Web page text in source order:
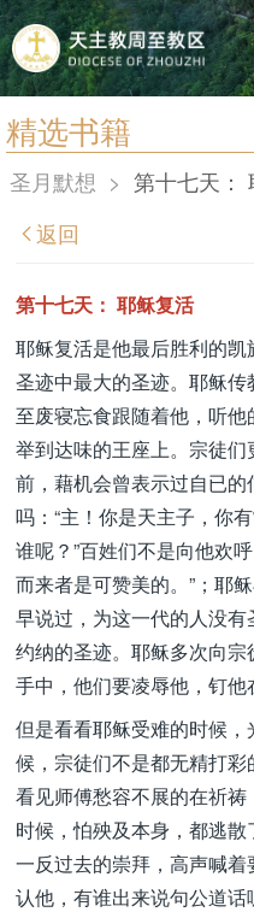
精选书籍
首页
宗教法规
教区简介
信仰文萃
教会圣月
圣月默想 > 第十七天：
返回
第十七天： 耶稣复活
耶稣复活是他最后胜利的
圣迹中最大的圣迹。耶稣
至废寝忘食跟随着他，听
举到达味的王座上。宗徒
前，藉机会曾表示过自已
吗：“主！你是天主子，你
谁呢？”百姓们不是向他欢
而来者是可赞美的。”；耶
早说过，为这一代的人没
约纳的圣迹。耶稣多次向
手中，他们要凌辱他，钉他
但是看看耶稣受难的时候
候，宗徒们不是都无精打
看见师傅愁容不展的在祈
时候，怕殃及本身，都逃
一反过去的崇拜，高声喊
认他，有谁出来说句公道